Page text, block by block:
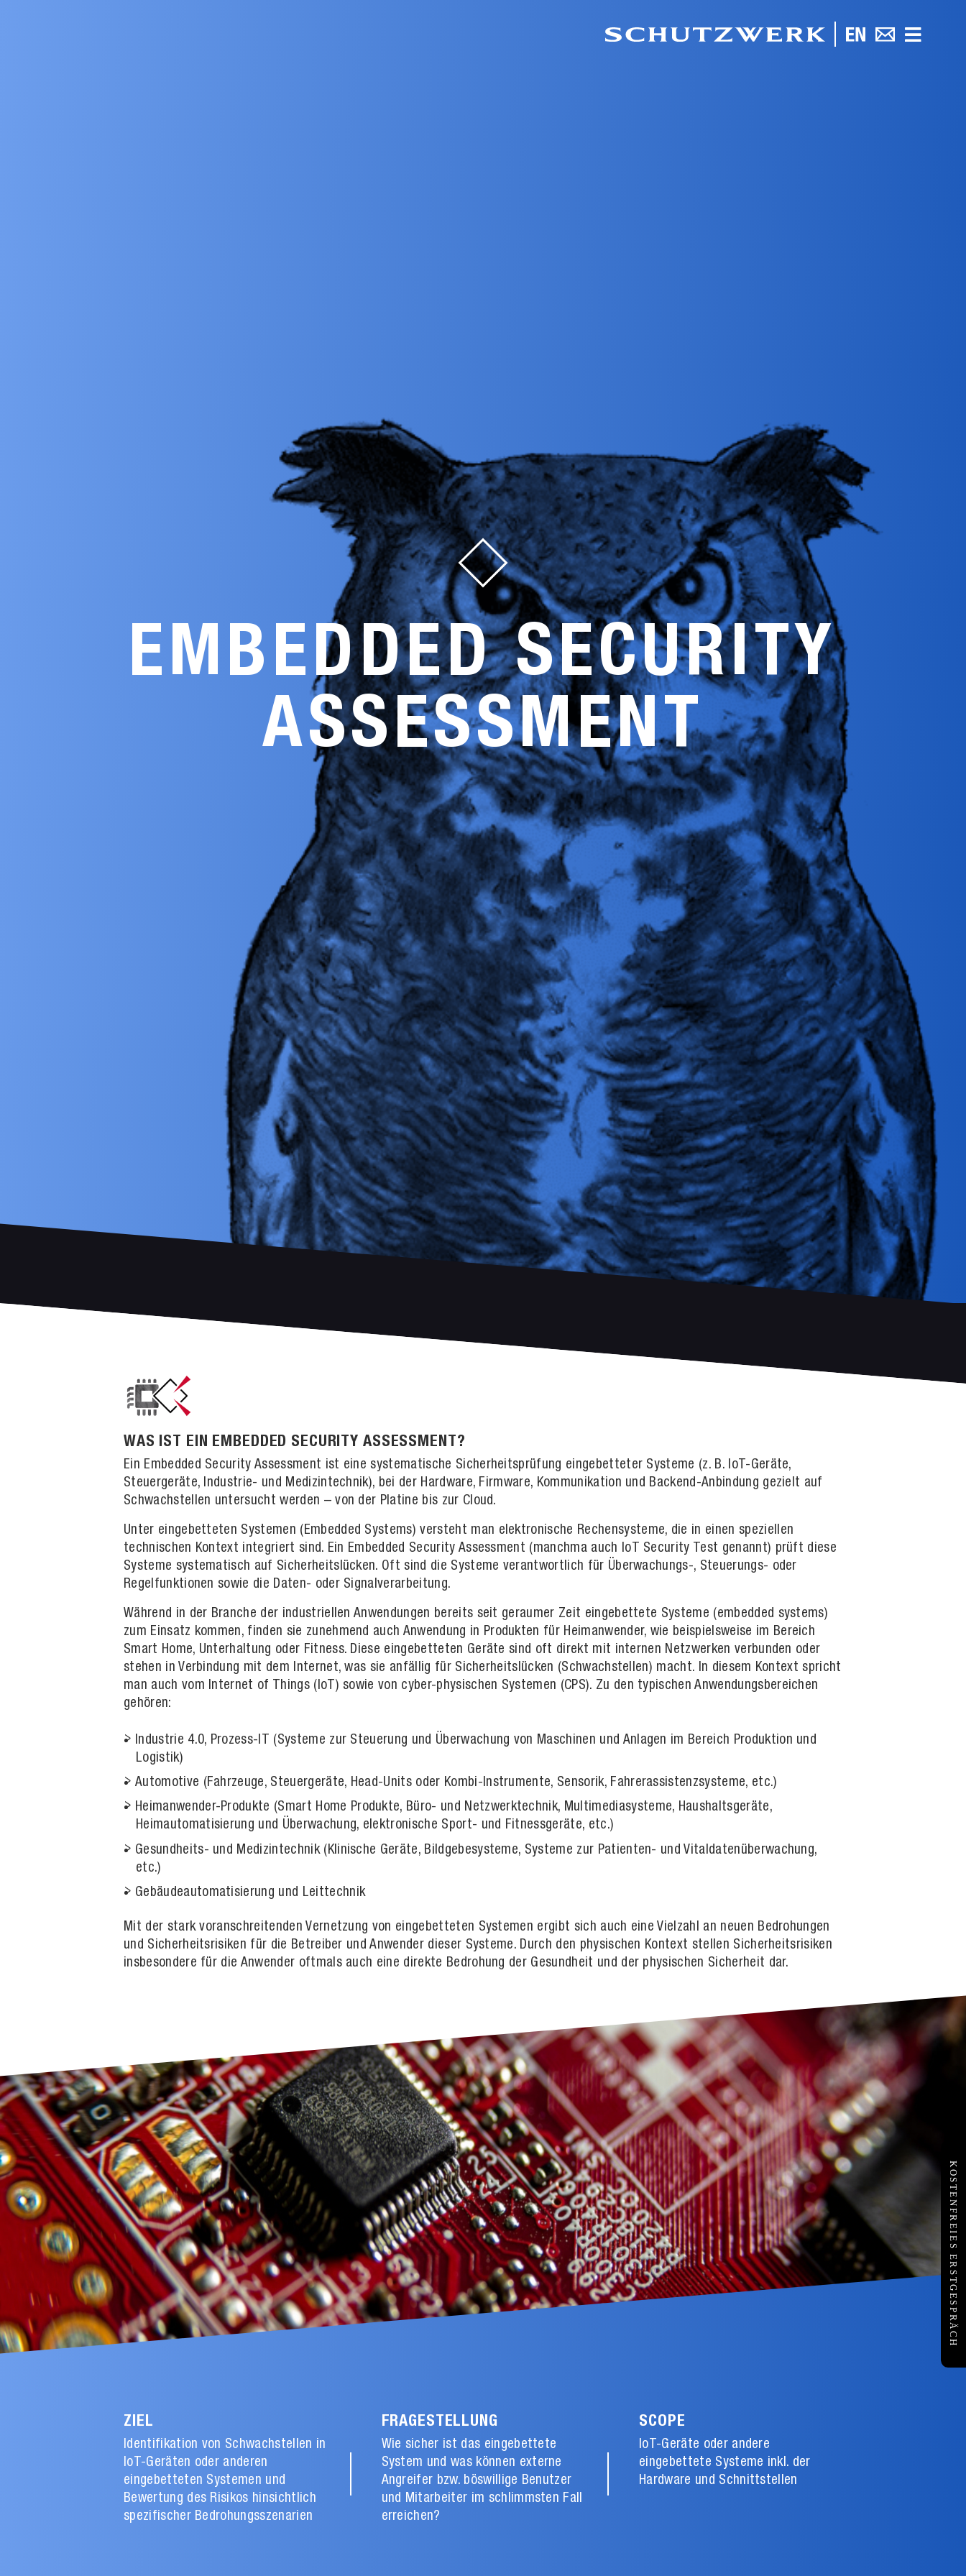
EMBEDDED SECURITY
ASSESSMENT
WAS IST EIN EMBEDDED SECURITY ASSESSMENT?
Ein Embedded Security Assessment ist eine systematische Sicherheitsprüfung eingebetteter Systeme (z. B. IoT-Geräte,
Steuergeräte, Industrie- und Medizintechnik), bei der Hardware, Firmware, Kommunikation und Backend-Anbindung gezielt auf
Schwachstellen untersucht werden – von der Platine bis zur Cloud.
Unter eingebetteten Systemen (Embedded Systems) versteht man elektronische Rechensysteme, die in einen speziellen
technischen Kontext integriert sind. Ein Embedded Security Assessment (manchma auch IoT Security Test genannt) prüft diese
Systeme systematisch auf Sicherheitslücken. Oft sind die Systeme verantwortlich für Überwachungs-, Steuerungs- oder
Regelfunktionen sowie die Daten- oder Signalverarbeitung.
Während in der Branche der industriellen Anwendungen bereits seit geraumer Zeit eingebettete Systeme (embedded systems)
zum Einsatz kommen, finden sie zunehmend auch Anwendung in Produkten für Heimanwender, wie beispielsweise im Bereich
Smart Home, Unterhaltung oder Fitness. Diese eingebetteten Geräte sind oft direkt mit internen Netzwerken verbunden oder
stehen in Verbindung mit dem Internet, was sie anfällig für Sicherheitslücken (Schwachstellen) macht. In diesem Kontext spricht
man auch vom Internet of Things (IoT) sowie von cyber-physischen Systemen (CPS). Zu den typischen Anwendungsbereichen
gehören:
Industrie 4.0, Prozess-IT (Systeme zur Steuerung und Überwachung von Maschinen und Anlagen im Bereich Produktion und
Logistik)
Automotive (Fahrzeuge, Steuergeräte, Head-Units oder Kombi-Instrumente, Sensorik, Fahrerassistenzsysteme, etc.)
Heimanwender-Produkte (Smart Home Produkte, Büro- und Netzwerktechnik, Multimediasysteme, Haushaltsgeräte,
Heimautomatisierung und Überwachung, elektronische Sport- und Fitnessgeräte, etc.)
Gesundheits- und Medizintechnik (Klinische Geräte, Bildgebesysteme, Systeme zur Patienten- und Vitaldatenüberwachung,
etc.)
Gebäudeautomatisierung und Leittechnik
Mit der stark voranschreitenden Vernetzung von eingebetteten Systemen ergibt sich auch eine Vielzahl an neuen Bedrohungen
und Sicherheitsrisiken für die Betreiber und Anwender dieser Systeme. Durch den physischen Kontext stellen Sicherheitsrisiken
insbesondere für die Anwender oftmals auch eine direkte Bedrohung der Gesundheit und der physischen Sicherheit dar.
ZIEL
Identifikation von Schwachstellen in
IoT-Geräten oder anderen
eingebetteten Systemen und
Bewertung des Risikos hinsichtlich
spezifischer Bedrohungsszenarien
FRAGESTELLUNG
Wie sicher ist das eingebettete
System und was können externe
Angreifer bzw. böswillige Benutzer
und Mitarbeiter im schlimmsten Fall
erreichen?
SCOPE
IoT-Geräte oder andere
eingebettete Systeme inkl. der
Hardware und Schnittstellen
KOSTENFREIES ERSTGESPRÄCH